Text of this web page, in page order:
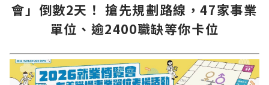
會」倒數2天！ 搶先規劃路線，47家事業
單位、逾2400職缺等你卡位